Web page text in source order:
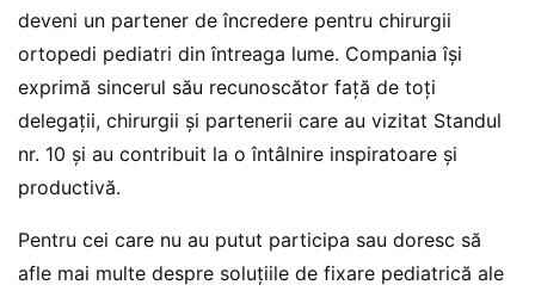
deveni un partener de încredere pentru chirurgii
ortopedi pediatri din întreaga lume. Compania își
exprimă sincerul său recunoscător față de toți
delegații, chirurgii și partenerii care au vizitat Standul
nr. 10 și au contribuit la o întâlnire inspiratoare și
productivă.
Pentru cei care nu au putut participa sau doresc să
afle mai multe despre soluțiile de fixare pediatrică ale